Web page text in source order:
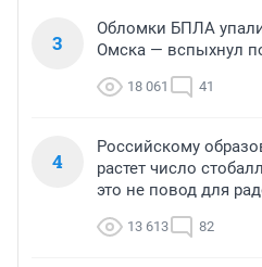
3
Обломки БПЛА
Омска — вспыхнул
18 061 41
4
Российскому
растет число
это не повод для
13 613 82